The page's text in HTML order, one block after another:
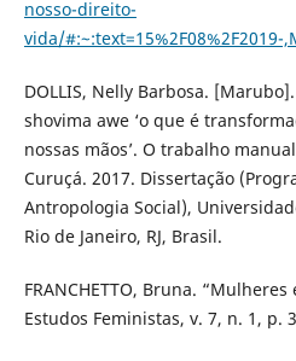
nosso-direito-
vida/#:~:text=15%2F08%2F2019-
DOLLIS, Nelly Barbosa.
shovima awe ‘o que é
nossas mãos’. O trabalho
Curuçá. 2017. Dissertação
Antropologia Social),
Rio de Janeiro, RJ, Brasil.
FRANCHETTO, Bruna.
Estudos Feministas, v. 7, n. 1, p.